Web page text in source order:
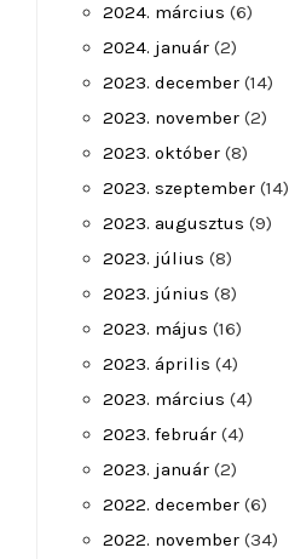
2024. március (6)
2024. január (2)
2023. december (14)
2023. november (2)
2023. október (8)
2023. szeptember (14)
2023. augusztus (9)
2023. július (8)
2023. június (8)
2023. május (16)
2023. április (4)
2023. március (4)
2023. február (4)
2023. január (2)
2022. december (6)
2022. november (34)